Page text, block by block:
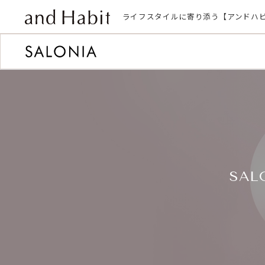
ライフスタイルに寄り添う【アンドハ